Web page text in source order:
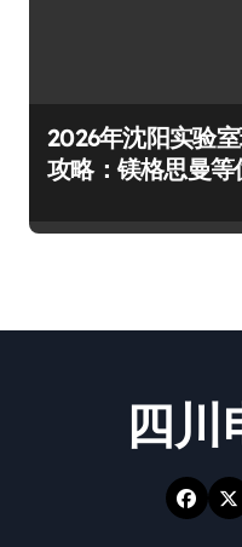
2026年沈阳实验
攻略：镁格思曼
四川